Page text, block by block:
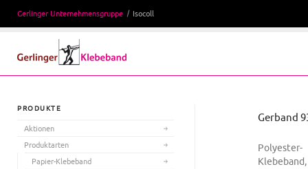
Gerlinger Unternehmensgruppe Isocoll
Gerband
Polyester-
Klebeband,
PRODUKTE
Aktionen
Produktarten
Papier-Klebeband